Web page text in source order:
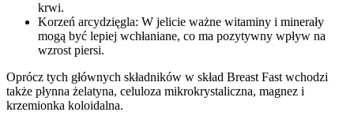
krwi.
Korzeń arcydzięgla: W jelicie ważne witaminy i minerały
mogą być lepiej wchłaniane, co ma pozytywny wpływ na
wzrost piersi.
Oprócz tych głównych składników w skład Breast Fast wchodzi
także płynna żelatyna, celuloza mikrokrystaliczna, magnez i
krzemionka koloidalna.